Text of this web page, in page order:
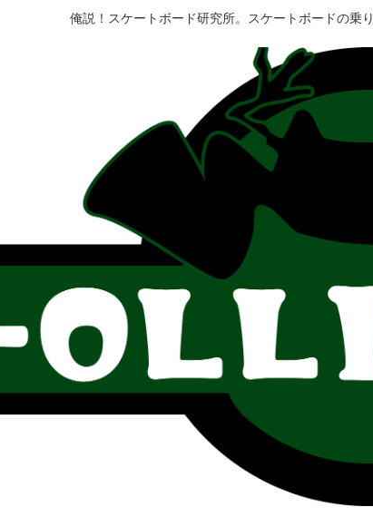
俺説！スケートボード研究所。スケートボードの乗